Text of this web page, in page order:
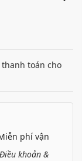
toán cho
phí vận
Điều khoản &